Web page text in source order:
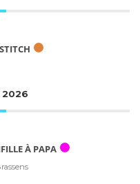
2026
À PAPA